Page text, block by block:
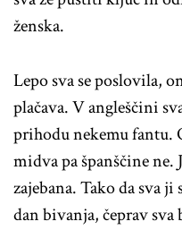
ženska.
Lepo sva se poslovila,
plačava. V angleščini
prihodu nekemu fantu.
midva pa španščine ne.
zajebana. Tako da sva
dan bivanja, čeprav